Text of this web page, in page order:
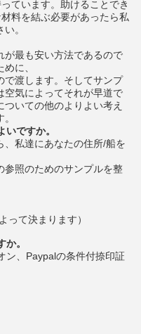
ています。助けることでき
料を結ぶ必要があったら私
。
が最も安い方法であるので
に、
で渡します。そしてサンプ
空気によってそれが早道で
いての他のよりよい考え
ですか。
私達にあなたの住所/船を
参照のためのサンプルを整
って決まります）
。
ン、Paypalの条件付捺印証